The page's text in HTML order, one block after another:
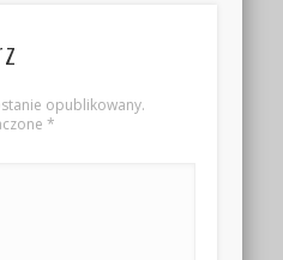
opublikowany.
*